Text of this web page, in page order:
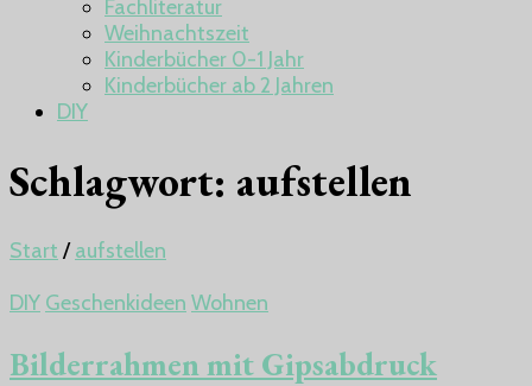
Fachliteratur
Weihnachtszeit
Kinderbücher 0-1 Jahr
Kinderbücher ab 2 Jahren
DIY
Schlagwort: aufstellen
Start / aufstellen
DIY Geschenkideen Wohnen
Bilderrahmen mit Gipsabdruck